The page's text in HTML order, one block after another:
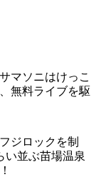
マソニはけっこ
無料ライブを駆
ジロックを制
い並ぶ苗場温泉